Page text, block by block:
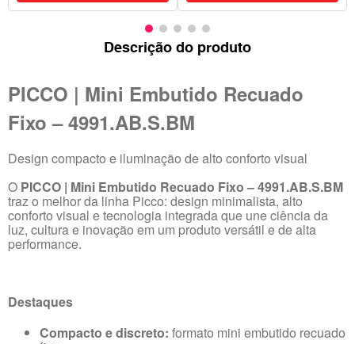
Descrição do produto
PICCO | Mini Embutido Recuado
Fixo – 4991.AB.S.BM
Design compacto e iluminação de alto conforto visual
O PICCO | Mini Embutido Recuado Fixo – 4991.AB.S.BM
traz o melhor da linha Picco: design minimalista, alto
conforto visual e tecnologia integrada que une ciência da
luz, cultura e inovação em um produto versátil e de alta
performance.
Destaques
Compacto e discreto: formato mini embutido recuado